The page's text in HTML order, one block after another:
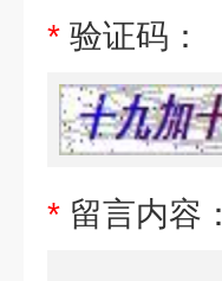
* 验证码：
* 留言内容：